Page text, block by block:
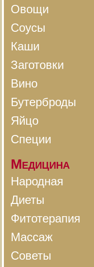
Овощи
Соусы
Каши
Заготовки
Вино
Бутерброды
Яйцо
Специи
Медицина
Народная
Диеты
Фитотерапия
Массаж
Советы